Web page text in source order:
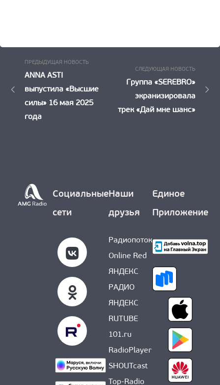
Навигация
записям
ПРЕДЫДУЩАЯ НОВОСТЬПредыдущая
ANNA ASTI
выпустила «Высшие
силы» 16 мая 2025
года
СЛЕДУЮЩАЯ НОВОСТЬ
Группа «SEREBRO»
экранизировала
трек «Дай мне шанс»
Социальные
сети
Наши
друзья
Радиопоток
Online Red
ЯНДЕКС
РАДИО
ЯНДЕКС
RUTUBE
101.ru
RadioPlayer
SHOUTcast
Top-Radio
Единое
Приложение